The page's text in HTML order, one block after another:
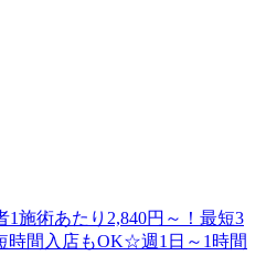
1施術あたり2,840円～！最短3
時間入店もOK☆週1日～1時間